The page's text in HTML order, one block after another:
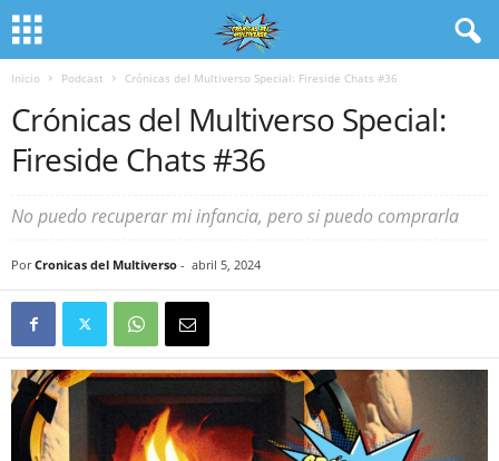
Inicio Podcast Crónicas del Multiverso Special: Fireside Chats #36
Crónicas del Multiverso Special:
Fireside Chats #36
No puedo recuperar mi infancia, pero si puedo comprarla
Por Cronicas del Multiverso - abril 5, 2024